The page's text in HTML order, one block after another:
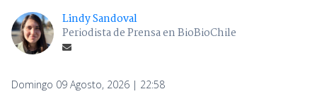
Lindy Sandoval
Periodista de Prensa en BioBioChile
Domingo 09 Agosto, 2026 | 22:58